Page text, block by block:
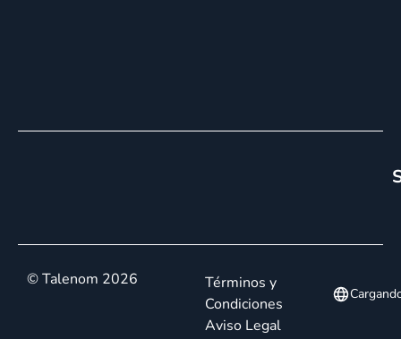
© Talenom 2026
Términos y
Condiciones
Aviso Legal